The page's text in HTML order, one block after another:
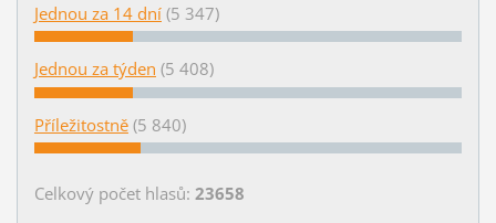
Jednou za 14 dní (5 347)
Jednou za týden (5 408)
Příležitostně (5 840)
Celkový počet hlasů: 23658